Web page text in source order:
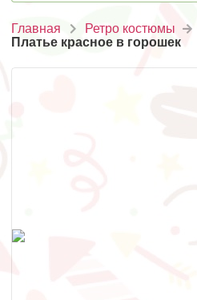
Главная Ретро костюмы
Платье красное в горошек